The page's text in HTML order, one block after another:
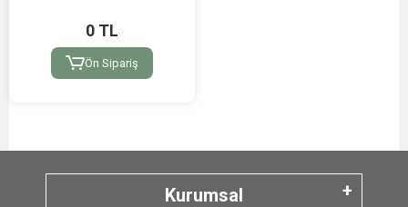
0 TL
Ön Sipariş
Kurumsal